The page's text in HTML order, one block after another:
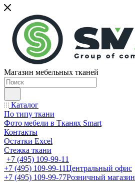
Магазин мебельных тканей
Каталог
По типу ткани
Фото мебели в Тканях Smart
Контакты
Остатки Excel
Стежка ткани
+7 (495) 109-99-11
+7 (495) 109-99-11Центральный офис
+7 (495) 109-99-77Розничный магазин